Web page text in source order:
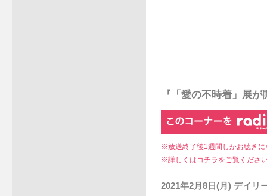
『「愛の不時着」展
※放送終了後1週間しかお聴きに
※詳しくはコチラ をご覧くださ
2021年2月8日(月) デイリ